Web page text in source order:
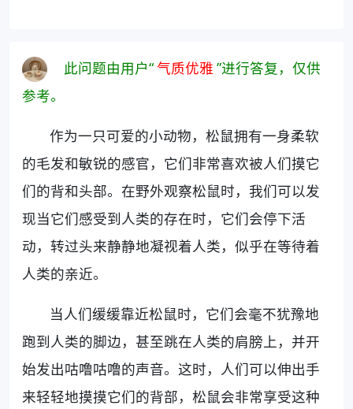
此问题由用户“气质优雅 ”进行答复，仅供
参考。
作为一只可爱的小动物，松鼠拥有一身柔软
的毛发和敏锐的感官，它们非常喜欢被人们摸它
们的背和头部。在野外观察松鼠时，我们可以发
现当它们感受到人类的存在时，它们会停下活
动，转过头来静静地凝视着人类，似乎在等待着
人类的亲近。
当人们缓缓靠近松鼠时，它们会毫不犹豫地
跑到人类的脚边，甚至跳在人类的肩膀上，并开
始发出咕噜咕噜的声音。这时，人们可以伸出手
来轻轻地摸摸它们的背部，松鼠会非常享受这种